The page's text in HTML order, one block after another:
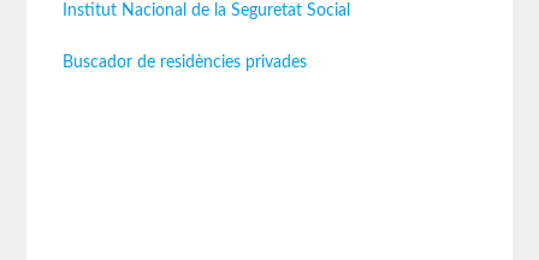
Institut Nacional de la Seguretat Social
Buscador de residències privades